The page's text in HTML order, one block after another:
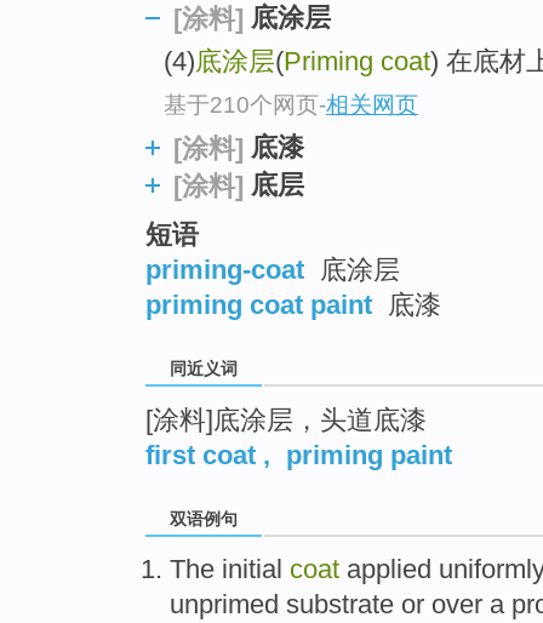
[涂料] 底涂层
(4)底涂层(Priming coat) 在底材
基于210个网页-相关网页
[涂料] 底漆
[涂料] 底层
短语
priming-coat 底涂层
priming coat paint 底漆
同近义词
[涂料]底涂层，头道底漆
first coat , priming paint
双语例句
The initial coat applied
unprimed substrate or over a